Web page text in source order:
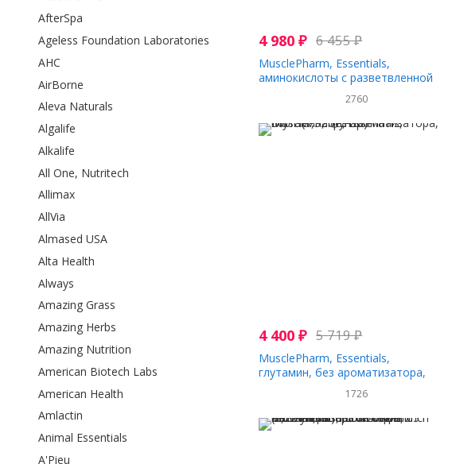
AfterSpa
Ageless Foundation Laboratories
AHC
AirBorne
Aleva Naturals
Algalife
Alkalife
All One, Nutritech
Allimax
AllVia
Almased USA
Alta Health
Always
Amazing Grass
Amazing Herbs
Amazing Nutrition
American Biotech Labs
American Health
Amlactin
Animal Essentials
A'Pieu
4 980 ₽ 6 455₽
MusclePharm, Essentials,
аминокислоты с разветвленной
цепью (BCAA), фруктовый пунш,
516 г (1,14 фунта)2760
4 400 ₽ 5 719₽
MusclePharm, Essentials,
глутамин, без ароматизатора,
1726